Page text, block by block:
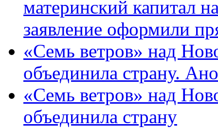
материнский капитал
заявление оформили
«Семь ветров» над
объединила страну.
«Семь ветров» над
объединила страну